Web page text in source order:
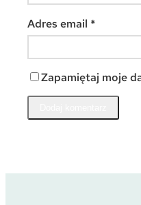
Adres email *
Zapamiętaj moje